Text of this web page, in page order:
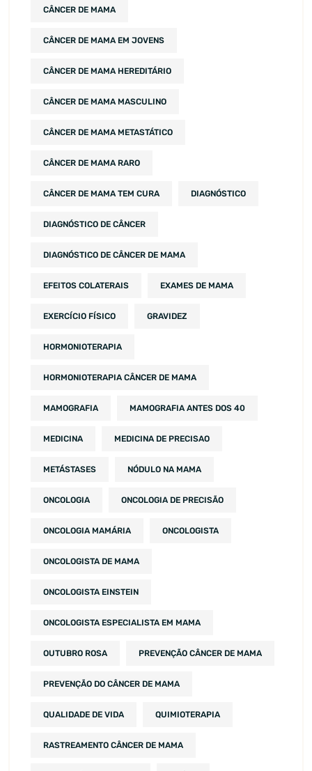
CÂNCER DE MAMA
CÂNCER DE MAMA EM JOVENS
CÂNCER DE MAMA HEREDITÁRIO
CÂNCER DE MAMA MASCULINO
CÂNCER DE MAMA METASTÁTICO
CÂNCER DE MAMA RARO
CÂNCER DE MAMA TEM CURA DIAGNÓSTICO
DIAGNÓSTICO DE CÂNCER
DIAGNÓSTICO DE CÂNCER DE MAMA
EFEITOS COLATERAIS EXAMES DE MAMA
EXERCÍCIO FÍSICO GRAVIDEZ
HORMONIOTERAPIA
HORMONIOTERAPIA CÂNCER DE MAMA
MAMOGRAFIA MAMOGRAFIA ANTES DOS 40
MEDICINA MEDICINA DE PRECISAO
METÁSTASES NÓDULO NA MAMA
ONCOLOGIA ONCOLOGIA DE PRECISÃO
ONCOLOGIA MAMÁRIA ONCOLOGISTA
ONCOLOGISTA DE MAMA
ONCOLOGISTA EINSTEIN
ONCOLOGISTA ESPECIALISTA EM MAMA
OUTUBRO ROSA PREVENÇÃO CÂNCER DE MAMA
PREVENÇÃO DO CÂNCER DE MAMA
QUALIDADE DE VIDA QUIMIOTERAPIA
RASTREAMENTO CÂNCER DE MAMA